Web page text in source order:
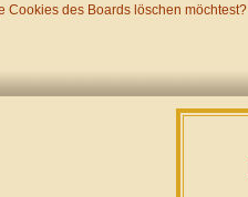
Cookies des Boards löschen möchtest?